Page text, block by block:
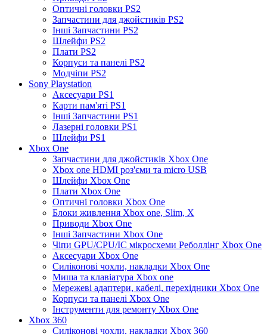
Оптичні головки PS2
Запчастини для джойстиків PS2
Інші Запчастини PS2
Шлейфи PS2
Плати PS2
Корпуси та панелі PS2
Модчіпи PS2
Sony Playstation
Аксесуари PS1
Карти пам'яті PS1
Інші Запчастини PS1
Лазерні головки PS1
Шлейфи PS1
Xbox One
Запчастини для джойстиків Xbox One
Xbox one HDMI роз'єми та micro USB
Шлейфи Xbox One
Плати Xbox One
Оптичні головки Xbox One
Блоки живлення Xbox one, Slim, X
Приводи Xbox One
Інші Запчастини Xbox One
Чіпи GPU/CPU/IC мікросхеми Реболлінг Xbox One
Аксесуари Xbox One
Силіконові чохли, накладки Xbox One
Миша та клавіатура Xbox one
Мережеві адаптери, кабелі, перехідники Xbox One
Корпуси та панелі Xbox One
Інструменти для ремонту Xbox One
Xbox 360
Силіконові чохли, накладки Xbox 360